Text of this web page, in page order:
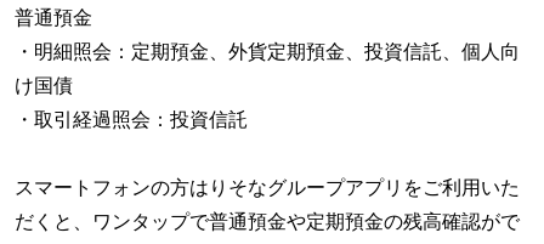
普通預金
・明細照会：定期預金、外貨定期預金、投資信託、個人向
け国債
・取引経過照会：投資信託
スマートフォンの方はりそなグループアプリをご利用いた
だくと、ワンタップで普通預金や定期預金の残高確認がで